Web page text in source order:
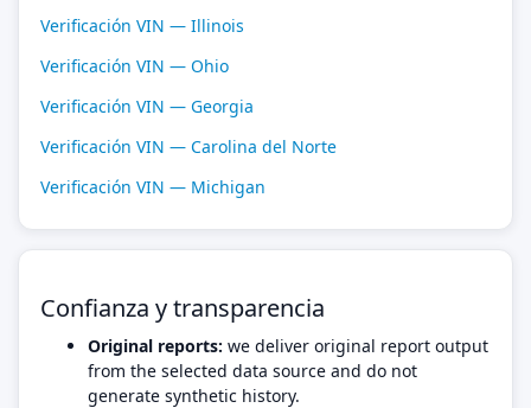
Verificación VIN — Illinois
Verificación VIN — Ohio
Verificación VIN — Georgia
Verificación VIN — Carolina del Norte
Verificación VIN — Michigan
Confianza y transparencia
Original reports: we deliver original report output
from the selected data source and do not
generate synthetic history.